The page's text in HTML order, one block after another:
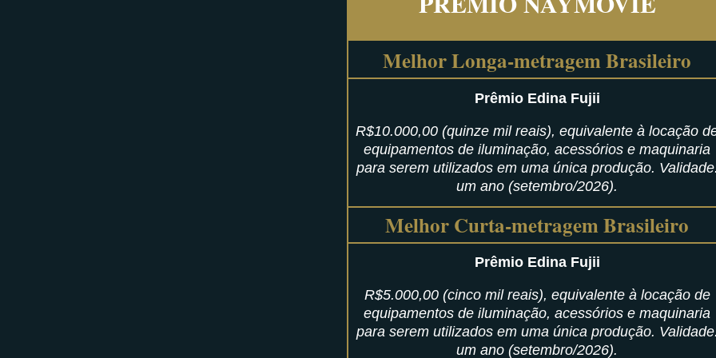
Melhor Longa-metragem Brasileiro
Prêmio Edina Fujii
R$10.000,00 (quinze mil reais), equivalente à locação
equipamentos de iluminação, acessórios e maquinaria
para serem utilizados em uma única produção.
um ano (setembro/2026).
Melhor Curta-metragem Brasileiro
Prêmio Edina Fujii
R$5.000,00 (cinco mil reais), equivalente à locação de
equipamentos de iluminação, acessórios e maquinaria
para serem utilizados em uma única produção.
um ano (setembro/2026).